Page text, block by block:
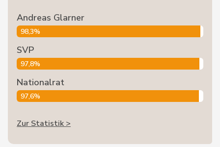
Andreas Glarner
98,3%
SVP
97,8%
Nationalrat
97,6%
Zur Statistik >